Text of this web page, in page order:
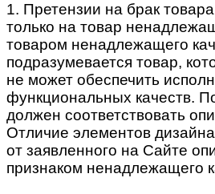
1. Претензии на брак
только на товар
товаром ненадлежащего
подразумевается товар,
не может обеспечить
функциональных качеств.
должен соответствовать
Отличие элементов
от заявленного на Сайте
признаком ненадлежащего